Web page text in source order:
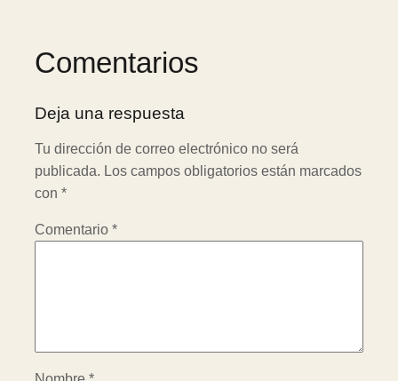
Comentarios
Deja una respuesta
Tu dirección de correo electrónico no será
publicada. Los campos obligatorios están marcados
con*
Comentario*